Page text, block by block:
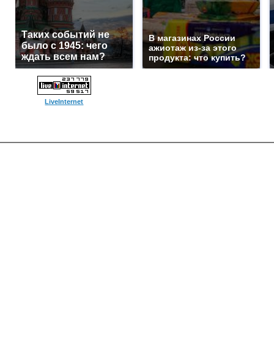
Таких событий не
было с 1945: чего
ждать всем нам?
В магазинах России
ажиотаж из-за этого
продукта: что купить?
LiveInternet